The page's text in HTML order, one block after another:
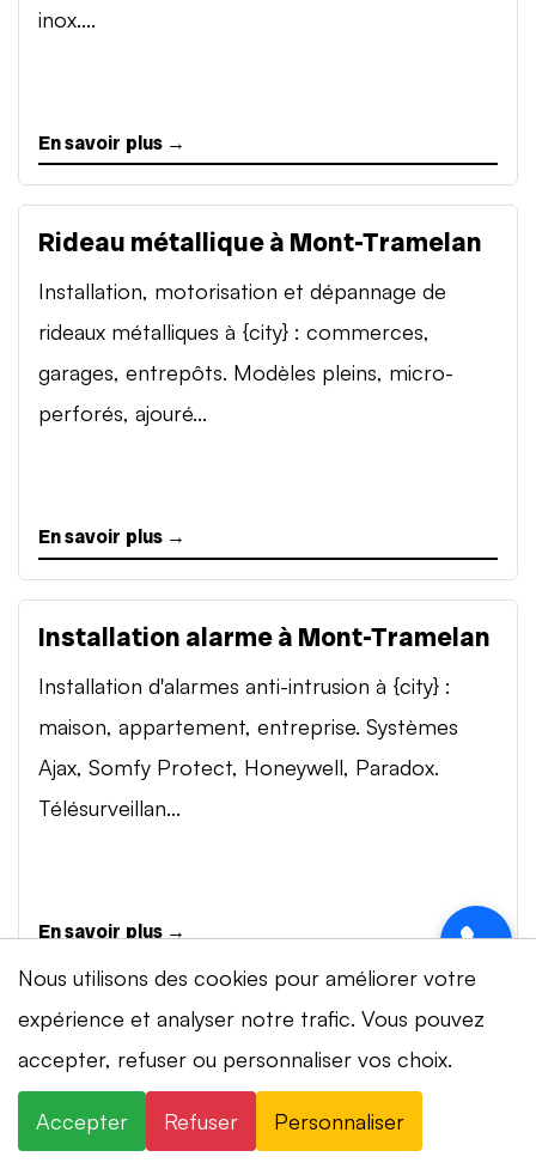
inox....
En savoir plus →
Rideau métallique à Mont-Tramelan
Installation, motorisation et dépannage de
rideaux métalliques à {city} : commerces,
garages, entrepôts. Modèles pleins, micro-
perforés, ajouré...
En savoir plus →
Installation alarme à Mont-Tramelan
Installation d'alarmes anti-intrusion à {city} :
maison, appartement, entreprise. Systèmes
Ajax, Somfy Protect, Honeywell, Paradox.
Télésurveillan...
En savoir plus →
Vidéosurveillance à Mont-Tramelan
Installation de systèmes de vidéosurveillance à
{city} : caméras IP 4K, visionnage smartphone,
Nous utilisons des cookies pour améliorer votre
expérience et analyser notre trafic. Vous pouvez
accepter, refuser ou personnaliser vos choix.
Accepter Refuser Personnaliser